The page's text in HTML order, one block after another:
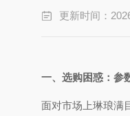
更新时间：
一、选购困惑：参
面对市场上琳琅满